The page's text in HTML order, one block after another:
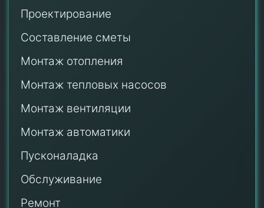
Проектирование
Составление сметы
Монтаж отопления
Монтаж тепловых насосов
Монтаж вентиляции
Монтаж автоматики
Пусконаладка
Обслуживание
Ремонт